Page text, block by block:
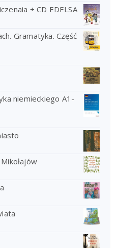
+ CD EDELSA
Gramatyka. Część
niemieckiego A1-